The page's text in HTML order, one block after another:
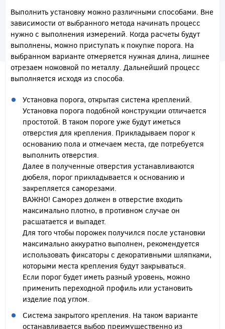
Выполнить установку можно различными способами. Вне
зависимости от выбранного метода начинать процесс
нужно с выполнения измерений. Когда расчеты будут
выполнены, можно приступать к покупке порога. На
выбранном варианте отмеряется нужная длина, лишнее
отрезаем ножовкой по металлу. Дальнейший процесс
выполняется исходя из способа.
Установка порога, открытая система креплений.
Установка порога подобной конструкции отличается
простотой. В таком пороге уже будут иметься
отверстия для крепления. Прикладываем порог к
основанию пола и отмечаем места, где потребуется
выполнить отверстия.
Далее в полученные отверстия устанавливаются
дюбеля, порог прикладывается к основанию и
закрепляется саморезами.
ВАЖНО! Саморез должен в отверстие входить
максимально плотно, в противном случае он
расшатается и выпадет.
Для того чтобы порожек получился после установки
максимально аккуратно выполнен, рекомендуется
использовать фиксаторы с декоративными шляпками,
которыми места крепления будут закрываться.
Если порог будет иметь разный уровень, можно
применить переходной профиль или установить
изделие под углом.
Система закрытого крепления. На таком варианте
останавливается выбор преимущественно из